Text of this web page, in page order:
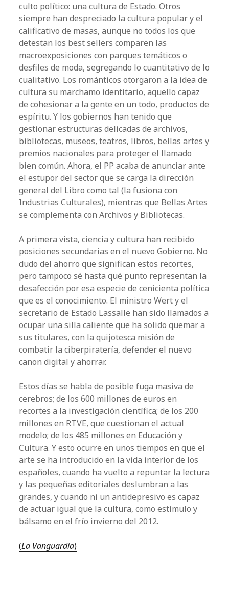
culto político: una cultura de Estado. Otros
siempre han despreciado la cultura popular y el
calificativo de masas, aunque no todos los que
detestan los best sellers comparen las
macroexposiciones con parques temáticos o
desfiles de moda, segregando lo cuantitativo de lo
cualitativo. Los románticos otorgaron a la idea de
cultura su marchamo identitario, aquello capaz
de cohesionar a la gente en un todo, productos de
espíritu. Y los gobiernos han tenido que
gestionar estructuras delicadas de archivos,
bibliotecas, museos, teatros, libros, bellas artes y
premios nacionales para proteger el llamado
bien común. Ahora, el PP acaba de anunciar ante
el estupor del sector que se carga la dirección
general del Libro como tal (la fusiona con
Industrias Culturales), mientras que Bellas Artes
se complementa con Archivos y Bibliotecas.
A primera vista, ciencia y cultura han recibido
posiciones secundarias en el nuevo Gobierno. No
dudo del ahorro que significan estos recortes,
pero tampoco sé hasta qué punto representan la
desafección por esa especie de cenicienta política
que es el conocimiento. El ministro Wert y el
secretario de Estado Lassalle han sido llamados a
ocupar una silla caliente que ha solido quemar a
sus titulares, con la quijotesca misión de
combatir la ciberpiratería, defender el nuevo
canon digital y ahorrar.
Estos días se habla de posible fuga masiva de
cerebros; de los 600 millones de euros en
recortes a la investigación científica; de los 200
millones en RTVE, que cuestionan el actual
modelo; de los 485 millones en Educación y
Cultura. Y esto ocurre en unos tiempos en que el
arte se ha introducido en la vida interior de los
españoles, cuando ha vuelto a repuntar la lectura
y las pequeñas editoriales deslumbran a las
grandes, y cuando ni un antidepresivo es capaz
de actuar igual que la cultura, como estímulo y
bálsamo en el frío invierno del 2012.
(La Vanguardia)